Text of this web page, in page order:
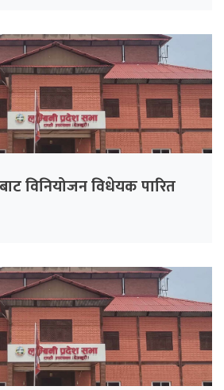
विनियोजन विधेयक पारित